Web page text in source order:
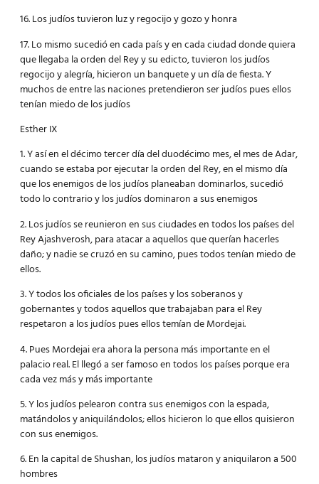
16. Los judíos tuvieron luz y regocijo y gozo y honra
17. Lo mismo sucedió en cada país y en cada ciudad donde quiera
que llegaba la orden del Rey y su edicto, tuvieron los judíos
regocijo y alegría, hicieron un banquete y un día de fiesta. Y
muchos de entre las naciones pretendieron ser judíos pues ellos
tenían miedo de los judíos
Esther IX
1. Y así en el décimo tercer día del duodécimo mes, el mes de Adar,
cuando se estaba por ejecutar la orden del Rey, en el mismo día
que los enemigos de los judíos planeaban dominarlos, sucedió
todo lo contrario y los judíos dominaron a sus enemigos
2. Los judíos se reunieron en sus ciudades en todos los países del
Rey Ajashverosh, para atacar a aquellos que querían hacerles
daño; y nadie se cruzó en su camino, pues todos tenían miedo de
ellos.
3. Y todos los oficiales de los países y los soberanos y
gobernantes y todos aquellos que trabajaban para el Rey
respetaron a los judíos pues ellos temían de Mordejai.
4. Pues Mordejai era ahora la persona más importante en el
palacio real. El llegó a ser famoso en todos los países porque era
cada vez más y más importante
5. Y los judíos pelearon contra sus enemigos con la espada,
matándolos y aniquilándolos; ellos hicieron lo que ellos quisieron
con sus enemigos.
6. En la capital de Shushan, los judíos mataron y aniquilaron a 500
hombres